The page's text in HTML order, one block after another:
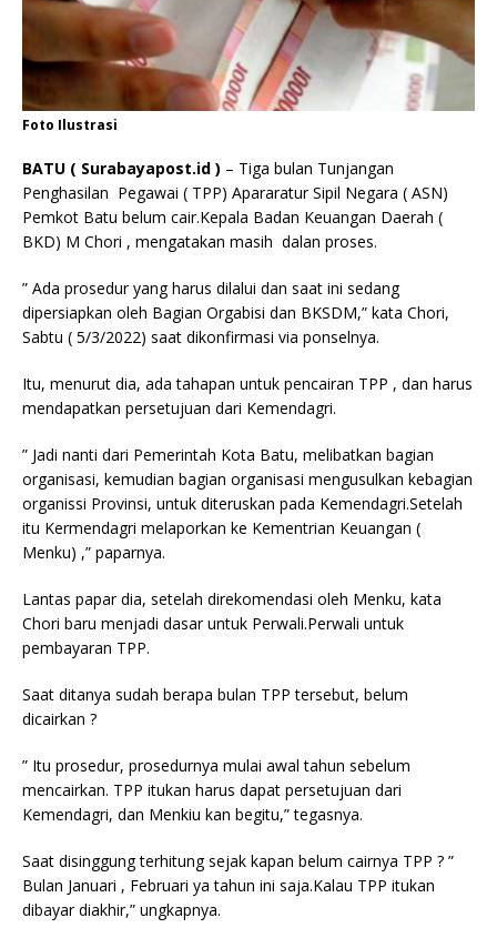
Foto Ilustrasi
BATU ( Surabayapost.id ) – Tiga bulan Tunjangan
Penghasilan Pegawai ( TPP) Apararatur Sipil Negara ( ASN)
Pemkot Batu belum cair.Kepala Badan Keuangan Daerah (
BKD) M Chori , mengatakan masih dalan proses.
” Ada prosedur yang harus dilalui dan saat ini sedang
dipersiapkan oleh Bagian Orgabisi dan BKSDM,” kata Chori,
Sabtu ( 5/3/2022) saat dikonfirmasi via ponselnya.
Itu, menurut dia, ada tahapan untuk pencairan TPP , dan harus
mendapatkan persetujuan dari Kemendagri.
” Jadi nanti dari Pemerintah Kota Batu, melibatkan bagian
organisasi, kemudian bagian organisasi mengusulkan kebagian
organissi Provinsi, untuk diteruskan pada Kemendagri.Setelah
itu Kermendagri melaporkan ke Kementrian Keuangan (
Menku) ,” paparnya.
Lantas papar dia, setelah direkomendasi oleh Menku, kata
Chori baru menjadi dasar untuk Perwali.Perwali untuk
pembayaran TPP.
Saat ditanya sudah berapa bulan TPP tersebut, belum
dicairkan ?
” Itu prosedur, prosedurnya mulai awal tahun sebelum
mencairkan. TPP itukan harus dapat persetujuan dari
Kemendagri, dan Menkiu kan begitu,” tegasnya.
Saat disinggung terhitung sejak kapan belum cairnya TPP ? ”
Bulan Januari , Februari ya tahun ini saja.Kalau TPP itukan
dibayar diakhir,” ungkapnya.